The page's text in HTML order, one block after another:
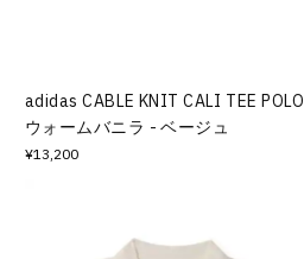
adidas CABLE KNIT CALI TEE POLO
ウォームバニラ - ベージュ
¥13,200